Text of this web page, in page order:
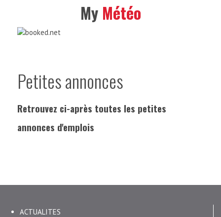
My Météo
Petites annonces
Retrouvez ci-après toutes les petites
annonces d'emplois
ACTUALITES